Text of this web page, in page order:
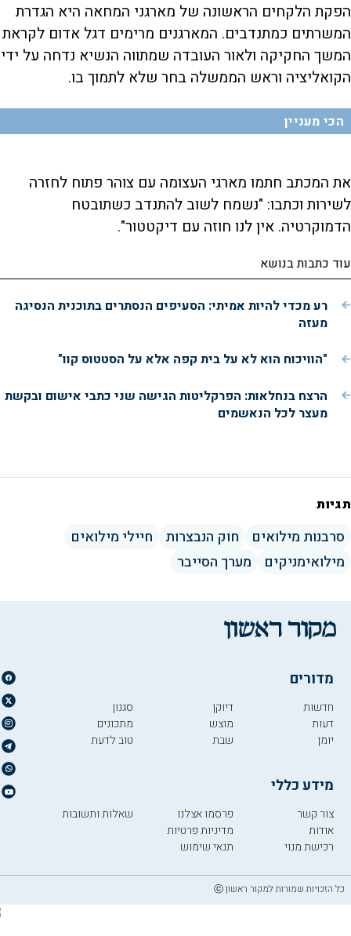
הפקת הלקחים הראשונה של מארגני המחאה היא הגדרת
המשרתים כמתנדבים. המארגנים מרימים דגל אדום לקראת
המשך החקיקה ולאור העובדה שמתווה הנשיא נדחה על ידי
הקואליציה וראש הממשלה בחר שלא לתמוך בו.
הכי מעניין
את המכתב חתמו מארגי העצומה עם צוהר פתוח לחזרה
לשירות וכתבו: "נשמח לשוב להתנדב כשתובטח
הדמוקרטיה. אין לנו חוזה עם דיקטטור".
עוד כתבות בנושא
רע מכדי להיות אמיתי: הסעיפים הנסתרים בתוכנית הנסיגה
מעזה
"הוויכוח הוא לא על בית קפה אלא על הסטטוס קוו"
הרצח בנחלאות: הפרקליטות הגישה שני כתבי אישום ובקשת
מעצר לכל הנאשמים
תגיות
סרבנות מילואים חוק הנבצרות
חיילי מילואים
מילואימניקים
מערך הסייבר
מדורים
חדשות
דעות
יומן
דיוקן
מוצש
שבת
סגנון
מתכונים
טוב לדעת
מידע כללי
צור קשר
אודות
רכישת מנוי
פרסמו אצלנו
מדיניות פרטיות
תנאי שימוש
שאלות ותשובות
כל הזכויות שמורות למקור ראשון ⓒ